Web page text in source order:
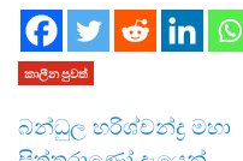
කාලීන පුවත්
බන්ධුල හරිශ්චන්ද්‍ර මහා